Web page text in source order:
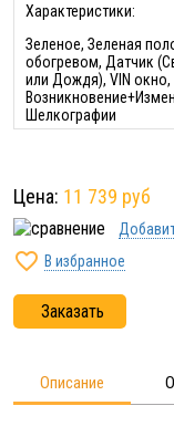
Характеристики:
Зеленое, Зеленая
обогревом, Датчик
или Дождя), VIN окно,
Шелкографии
Цена: 11 739 руб
 В избранное
Заказать
Описание